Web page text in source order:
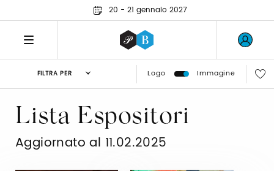
20 - 21 gennaio 2027
FILTRA PER Logo Immagine
Lista Espositori
Aggiornato al 11.02.2025